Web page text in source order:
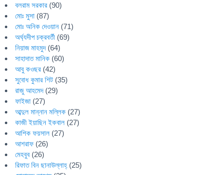
বলরাম সরকার (90)
মোঃ মুসা (87)
মোঃ অনিক দেওয়ান (71)
অর্ঘ্যদীপ চক্রবর্তী (69)
নিয়াজ মাহমুদ(64)
সাহাদাত মানিক (60)
আবু কওছর (42)
সুবোধ কুমার শিট (35)
রাজু আহমেদ(29)
ফাইজা (27)
আব্দুল মান্নান মল্লিক (27)
কাজী ইয়াছিন ইকবাল (27)
আশিক ফয়সাল (27)
আশরাফ (26)
মেহবুব (26)
রিফাত বিন ছানাউল্লাহ্ (25)